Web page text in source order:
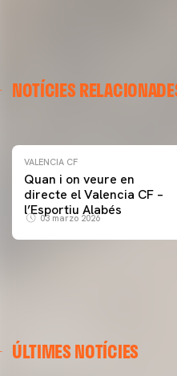
NOTÍCIES
ENTRENAMENT DEL
VALENCIA CF
Quan i on veure en
directe el Valencia CF –
l’Esportiu Alabés
03 marzo 2026
ÚLTIMES NOTÍCIES